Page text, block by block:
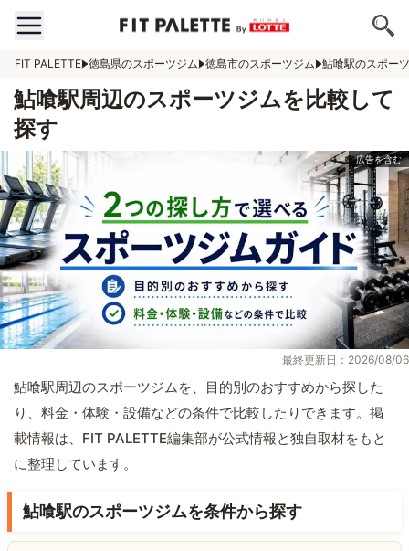
FIT PALETTE 徳島県のスポーツジム 徳島市のスポーツジム 鮎喰駅のスポー
鮎喰駅周辺のスポーツジムを比較して
探す
最終更新日：2026/08/06
鮎喰駅周辺のスポーツジムを、目的別のおすすめから探した
り、料金・体験・設備などの条件で比較したりできます。掲
載情報は、FIT PALETTE編集部が公式情報と独自取材をもと
に整理しています。
鮎喰駅のスポーツジムを条件から探す